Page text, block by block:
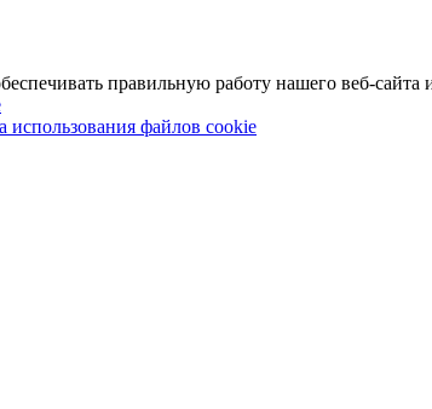
правильную работу нашего веб-сайта
использования файлов cookie